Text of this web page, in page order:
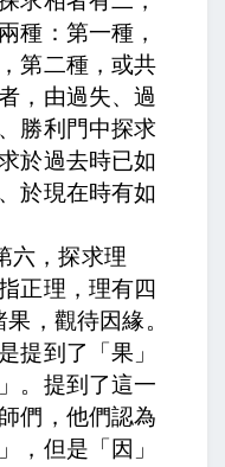
種：第一種，
第二種，或共
，由過失、過
勝利門中探求
於過去時已如
於現在時有如
六，探求理
正理，理有四
，觀待因緣。
提到了「果」
。提到了這一
們，他們認為
，但是「因」